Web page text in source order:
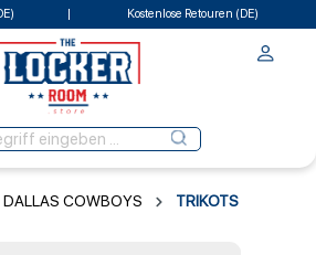
Kostenlose Retouren (DE)
DALLAS COWBOYS TRIKOTS